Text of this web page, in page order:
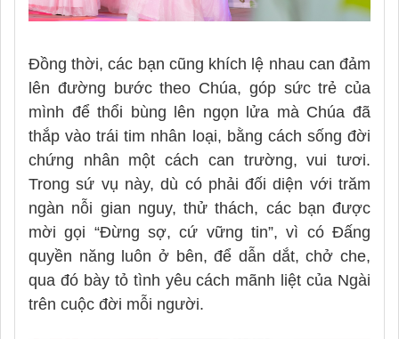
Đồng thời, các bạn cũng khích lệ nhau can đảm
lên đường bước theo Chúa, góp sức trẻ của
mình để thổi bùng lên ngọn lửa mà Chúa đã
thắp vào trái tim nhân loại, bằng cách sống đời
chứng nhân một cách can trường, vui tươi.
Trong sứ vụ này, dù có phải đối diện với trăm
ngàn nỗi gian nguy, thử thách, các bạn được
mời gọi “Đừng sợ, cứ vững tin”, vì có Đấng
quyền năng luôn ở bên, để dẫn dắt, chở che,
qua đó bày tỏ tình yêu cách mãnh liệt của Ngài
trên cuộc đời mỗi người.